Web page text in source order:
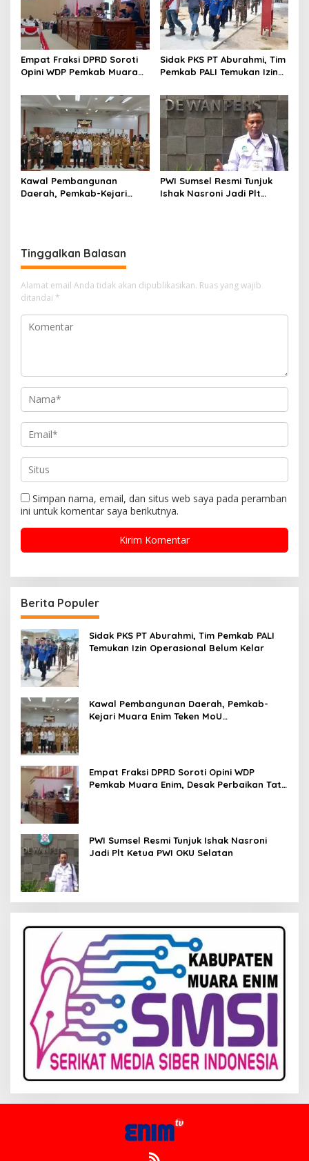
Empat Fraksi DPRD Soroti
Opini WDP Pemkab Muara
Kelola Keuangan
Sidak PKS PT Aburahmi, Tim
Pemkab PALI Temukan Izin
Kawal Pembangunan
Daerah, Pemkab-Kejari
PWI Sumsel Resmi Tunjuk
Ishak Nasroni Jadi Plt
Tinggalkan Balasan
Alamat email Anda tidak akan dipublikasikan. Ruas yang wajib
ditandai *
Simpan nama, email, dan situs web saya pada peramban
ini untuk komentar saya berikutnya.
Berita Populer
Sidak PKS PT Aburahmi, Tim Pemkab PALI
Temukan Izin Operasional Belum Kelar
Kawal Pembangunan Daerah, Pemkab-
Kejari Muara Enim Teken MoU
Empat Fraksi DPRD Soroti Opini WDP
Pemkab Muara Enim, Desak Perbaikan Tata
PWI Sumsel Resmi Tunjuk Ishak Nasroni
Jadi Plt Ketua PWI OKU Selatan